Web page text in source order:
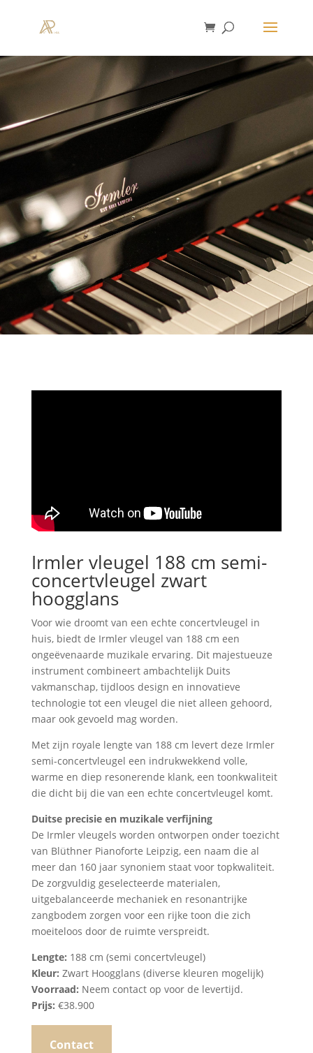
Irmler vleugel 188 cm semi-
concertvleugel zwart
hoogglans
Voor wie droomt van een echte concertvleugel in
huis, biedt de Irmler vleugel van 188 cm een
ongeëvenaarde muzikale ervaring. Dit majestueuze
instrument combineert ambachtelijk Duits
vakmanschap, tijdloos design en innovatieve
technologie tot een vleugel die niet alleen gehoord,
maar ook gevoeld mag worden.
Met zijn royale lengte van 188 cm levert deze Irmler
semi-concertvleugel een indrukwekkend volle,
warme en diep resonerende klank, een toonkwaliteit
die dicht bij die van een echte concertvleugel komt.
Duitse precisie en muzikale verfijning
De Irmler vleugels worden ontworpen onder toezicht
van Blüthner Pianoforte Leipzig, een naam die al
meer dan 160 jaar synoniem staat voor topkwaliteit.
De zorgvuldig geselecteerde materialen,
uitgebalanceerde mechaniek en resonantrijke
zangbodem zorgen voor een rijke toon die zich
moeiteloos door de ruimte verspreidt.
Lengte: 188 cm (semi concertvleugel)
Kleur: Zwart Hoogglans (diverse kleuren mogelijk)
Voorraad: Neem contact op voor de levertijd.
Prijs: €38.900
Contact